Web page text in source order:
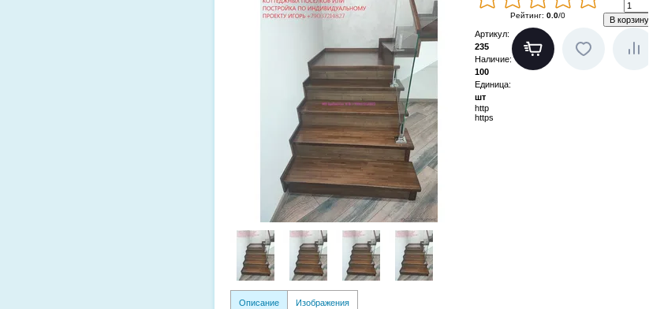
Рейтинг: 0.0/0
Артикул:
235
Наличие:
100
Единица:
шт
http
https
Описание Изображения